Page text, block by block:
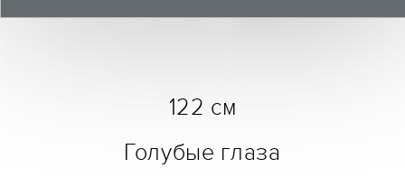
122 см
Голубые глаза